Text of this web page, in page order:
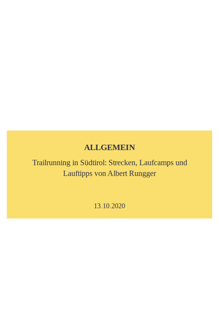
ALLGEMEIN
Trailrunning in Südtirol: Strecken, Laufcamps und
Lauftipps von Albert Rungger
13.10.2020